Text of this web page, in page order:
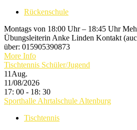
Rückenschule
Montags von 18:00 Uhr – 18:45 Uhr
Übungsleiterin Anke Linden Kontakt
über: 015905390873
More Info
Tischtennis Schüler/Jugend
11 Aug.
11/08/2026
17: 00 - 18: 30
Sporthalle Ahrtalschule Altenburg
Tischtennis